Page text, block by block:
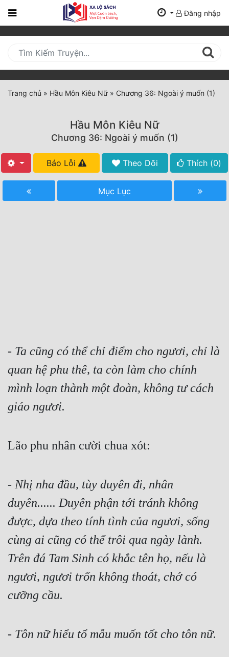
Trang
Mới
Cập
Nhật
(current)
Tất Cả
Truyện ngắn
Xa Lộ Dịch
Cung Đấu
Cổ Tiên Hiệp
Du Hí
Dã Sử
Dị Giới
Dị Năng
Góc Nhìn Nam
Huyền Huyễn
Đăng nhập
Trang chủ » Hầu Môn Kiêu Nữ » Chương 36: Ngoài ý muốn (1)
Hầu Môn Kiêu Nữ
Chương 36: Ngoài ý muốn (1)
Báo Lỗi Theo Dõi Thích (0)
Mục Lục
- Ta cũng có thể chỉ điểm cho ngươi, chỉ là
quan hệ phu thê, ta còn làm cho chính
mình loạn thành một đoàn, không tư cách
giáo ngươi.
Lão phu nhân cười chua xót:
- Nhị nha đầu, tùy duyên đi, nhân
duyên...... Duyên phận tới tránh không
được, dựa theo tính tình của ngươi, sống
cùng ai cũng có thể trôi qua ngày lành.
Trên đá Tam Sinh có khắc tên họ, nếu là
ngươi, ngươi trốn không thoát, chớ có
cưỡng cầu.
- Tôn nữ hiểu tổ mẫu muốn tốt cho tôn nữ.